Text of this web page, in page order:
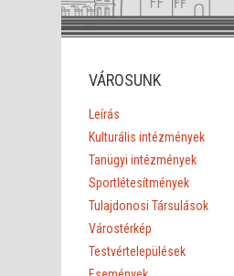
VÁROSUNK
Leírás
Kulturális intézmények
Tanügyi intézmények
Sportlétesítmények
Tulajdonosi Társulások
Várostérkép
Testvértelepülések